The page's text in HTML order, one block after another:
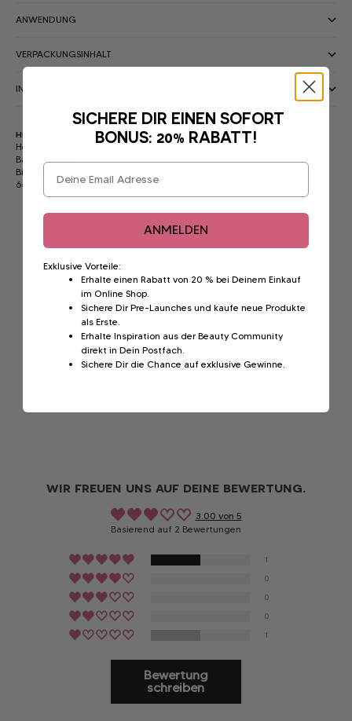
ANWENDUNG
VERPACKUNGSINHALT
INHALTSSTOFFE
Herstellerinformationen
Herstellerinformationen
Bacodi GmbH
Biebricher Allee 36
65187 Wiesbaden I Germany
wir freuen uns auf deine bewertung.
3.00 von 5
Basierend auf 2 Bewertungen
1
0
0
0
1
Bewertung
schreiben
SICHERE DIR EINEN SOFORT
BONUS: 20% RABATT!
Email
ANMELDEN
Exklusive Vorteile:
Erhalte einen Rabatt von 20 % bei Deinem Einkauf
im Online Shop.
Sichere Dir Pre-Launches und kaufe neue Produkte
als Erste.
Erhalte Inspiration aus der Beauty Community
direkt in Dein Postfach.
Sichere Dir die Chance auf exklusive Gewinne.